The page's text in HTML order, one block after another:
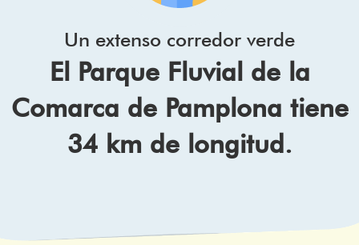
Un extenso corredor verde
El Parque Fluvial de la
Comarca de Pamplona tiene
34 km de longitud.